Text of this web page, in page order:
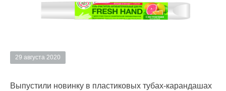
29 августа 2020
Выпустили новинку в пластиковых тубах-карандашах